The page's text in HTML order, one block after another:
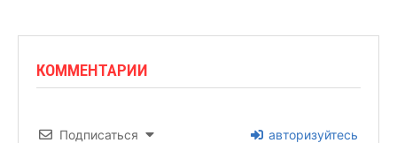
КОММЕНТАРИИ
Подписаться авторизуйтесь